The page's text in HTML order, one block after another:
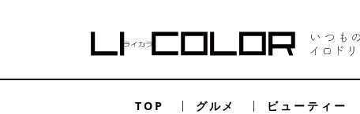
TOP グルメ ビューティー